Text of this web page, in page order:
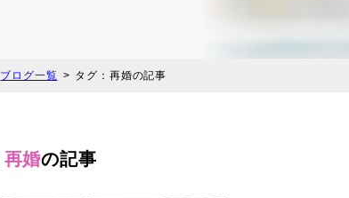
ブログ一覧 タグ：再婚の記事
再婚の記事